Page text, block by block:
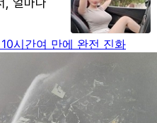
시간여 만에 완전 진화